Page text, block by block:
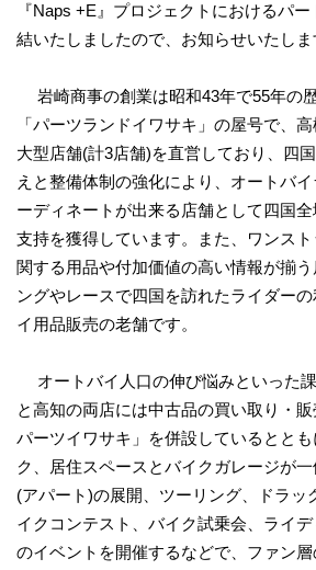
『Naps +E』プロジェクトにおけるパ
結いたしましたので、お知らせいたしま
岩崎商事の創業は昭和43年で55年の歴
「パーツランドイワサキ」の屋号で、
大型店舗(計3店舗)を直営しており、四
えと整備体制の強化により、オートバ
ーディネートが出来る店舗として四国
支持を獲得しています。また、ワンス
関する用品や付加価値の高い情報が揃
ングやレースで四国を訪れたライダー
イ用品販売の老舗です。
オートバイ人口の伸び悩みといった
と高知の両店には中古品の買い取り・
パーツイワサキ」を併設しているとと
ク、居住スペースとバイクガレージが
(アパート)の展開、ツーリング、ドラッ
イクコンテスト、バイク試乗会、ライ
のイベントを開催するなどで、ファン